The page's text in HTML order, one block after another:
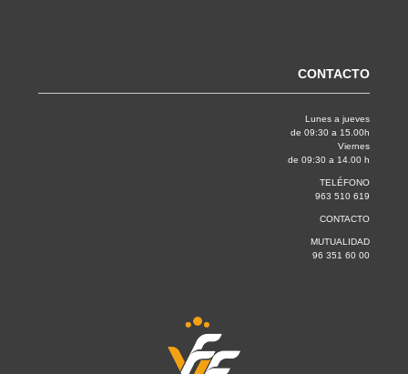
CONTACTO
Lunes a jueves
de 09:30 a 15.00h
Viernes
de 09:30 a 14.00 h
TELÉFONO
963 510 619
CONTACTO
MUTUALIDAD
96 351 60 00